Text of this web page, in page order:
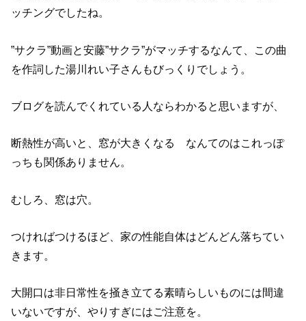
ッチングでしたね。
”サクラ”動画と安藤”サクラ”がマッチするなんて、この曲
を作詞した湯川れい子さんもびっくりでしょう。
ブログを読んでくれている人ならわかると思いますが、
断熱性が高いと、窓が大きくなる なんてのはこれっぽ
っちも関係ありません。
むしろ、窓は穴。
つければつけるほど、家の性能自体はどんどん落ちてい
きます。
大開口は非日常性を掻き立てる素晴らしいものには間違
いないですが、やりすぎにはご注意を。